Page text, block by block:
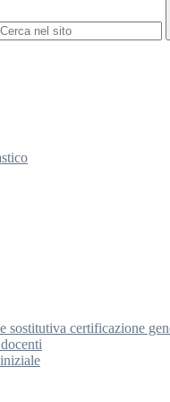
sostitutiva certificazione